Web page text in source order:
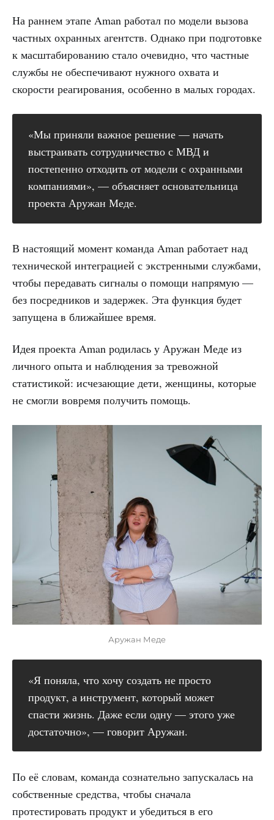
На раннем этапе Aman работал по модели вызова
частных охранных агентств. Однако при подготовке
к масштабированию стало очевидно, что частные
службы не обеспечивают нужного охвата и
скорости реагирования, особенно в малых городах.
«Мы приняли важное решение — начать
выстраивать сотрудничество с МВД и
постепенно отходить от модели с охранными
компаниями», — объясняет основательница
проекта Аружан Меде.
В настоящий момент команда Aman работает над
технической интеграцией с экстренными службами,
чтобы передавать сигналы о помощи напрямую —
без посредников и задержек. Эта функция будет
запущена в ближайшее время.
Идея проекта Aman родилась у Аружан Меде из
личного опыта и наблюдения за тревожной
статистикой: исчезающие дети, женщины, которые
не смогли вовремя получить помощь.
Аружан Меде
«Я поняла, что хочу создать не просто
продукт, а инструмент, который может
спасти жизнь. Даже если одну — этого уже
достаточно», — говорит Аружан.
По её словам, команда сознательно запускалась на
собственные средства, чтобы сначала
протестировать продукт и убедиться в его